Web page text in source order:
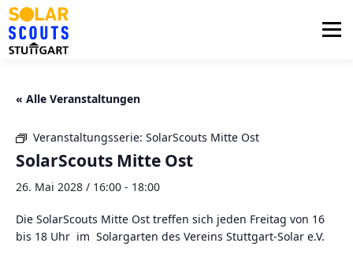
Zum
Inhalt
springen
Menü
« Alle Veranstaltungen
Veranstaltungsserie: SolarScouts Mitte Ost
SolarScouts Mitte Ost
26. Mai 2028 / 16:00 - 18:00
Die SolarScouts Mitte Ost treffen sich jeden Freitag von 16
bis 18 Uhr im Solargarten des Vereins Stuttgart-Solar e.V.